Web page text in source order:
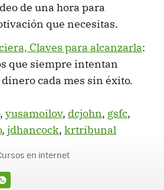
de una hora para
que necesitas.
Claves para alcanzarla:
que siempre intentan
cada mes sin éxito.
, yusamoilov, dcjohn, gsfc,
, jdhancock, krtribunal
en internet